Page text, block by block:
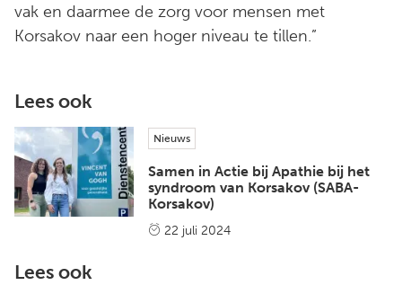
vak en daarmee de zorg voor mensen met
Korsakov naar een hoger niveau te tillen.”
Lees ook
Nieuws
Samen in Actie bij Apathie bij het
syndroom van Korsakov (SABA-
Korsakov)
22 juli 2024
Lees ook